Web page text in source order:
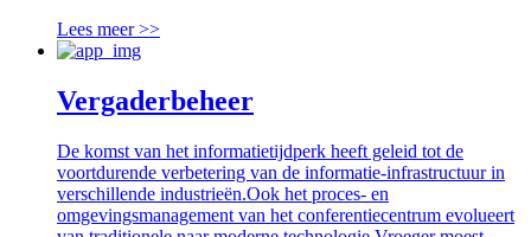
Lees meer >>
Vergaderbeheer
De komst van het informatietijdperk heeft geleid tot de
voortdurende verbetering van de informatie-infrastructuur in
verschillende industrieën.Ook het proces- en
omgevingsmanagement van het conferentiecentrum evolueert